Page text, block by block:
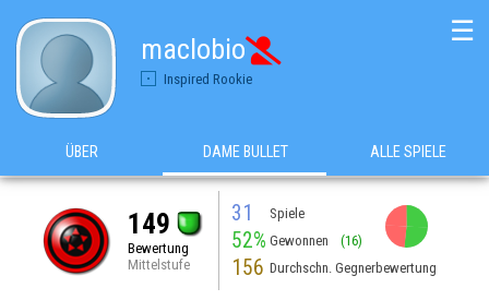
maclobio
Inspired Rookie
☰
ÜBER DAME BULLET ALLE SPIELE
149
Bewertung
Mittelstufe
31 Spiele
52% Gewonnen (16)
156 Durchschn. Gegnerbewertung